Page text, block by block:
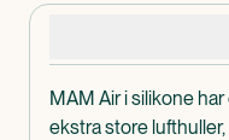
MAM Air i silikone
ekstra store